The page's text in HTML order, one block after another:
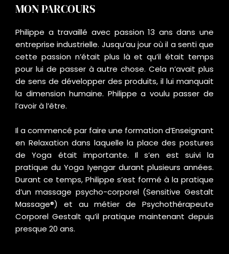
MON PARCOURS
Philippe a travaillé avec passion 13 ans dans une
entreprise industrielle. Jusqu’au jour où il a senti que
cette passion n’était plus là et qu’il était temps
pour lui de passer à autre chose. Cela n’avait plus
de sens de développer des produits, il lui manquait
la dimension humaine. Philippe a voulu passer de
l’avoir à l’être.
Il a commencé par faire une formation d’Enseignant
en Relaxation dans laquelle la place des postures
de Yoga était importante. Il s’en est suivi la
pratique du Yoga Iyengar durant plusieurs années.
Durant ce temps, Philippe s’est formé à la pratique
d’un massage psycho-corporel (Sensitive Gestalt
Massage®) et au métier de Psychothérapeute
Corporel Gestalt qu’il pratique maintenant depuis
presque 20 ans.